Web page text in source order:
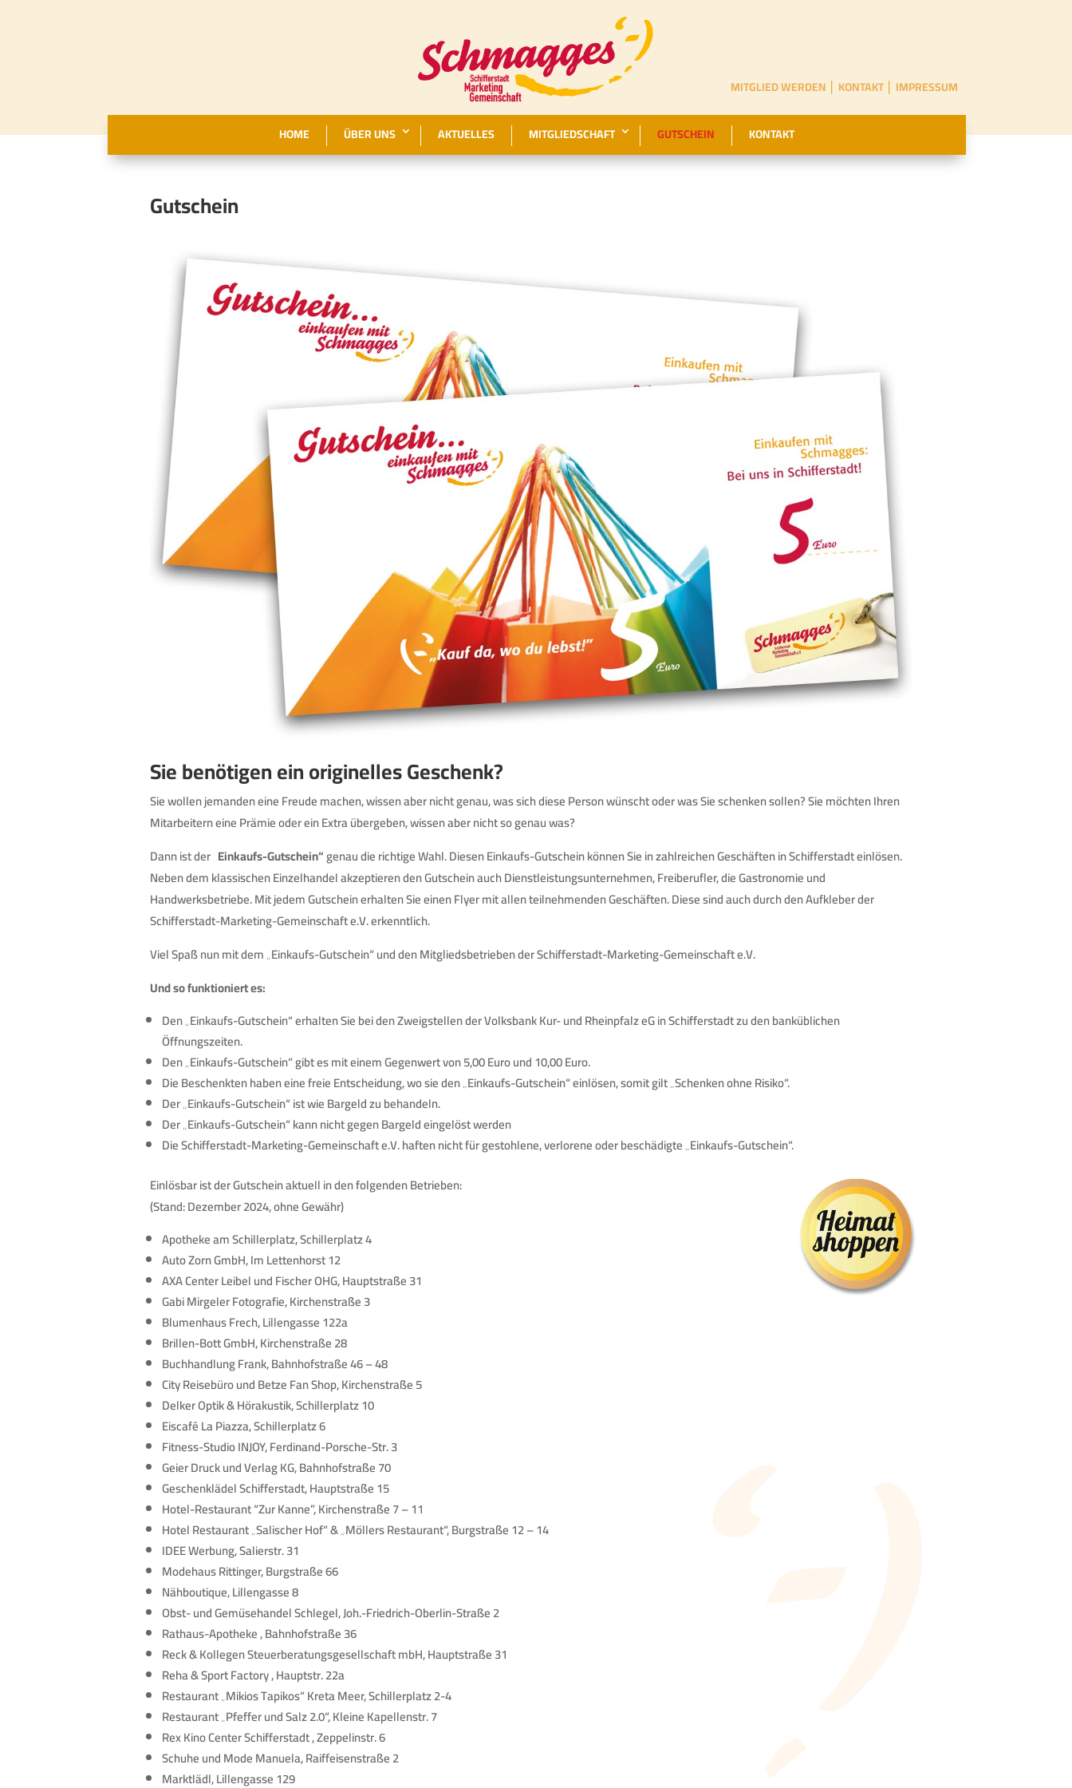
MITGLIED WERDEN │ KONTAKT │ IMPRESSUM
HOME ÜBER UNS AKTUELLES MITGLIEDSCHAFT GUTSCHEIN KONTAKT
Gutschein
Sie benötigen ein originelles Geschenk?
Sie wollen jemanden eine Freude machen, wissen aber nicht genau, was sich diese Person wünscht oder was Sie schenken sollen? Sie möchten Ihren
Mitarbeitern eine Prämie oder ein Extra übergeben, wissen aber nicht so genau was?
Dann ist der„Einkaufs-Gutschein“genau die richtige Wahl. Diesen Einkaufs-Gutschein können Sie in zahlreichen Geschäften in Schifferstadt einlösen.
Neben dem klassischen Einzelhandel akzeptieren den Gutschein auch Dienstleistungsunternehmen, Freiberufler, die Gastronomie und
Handwerksbetriebe. Mit jedem Gutschein erhalten Sie einen Flyer mit allen teilnehmenden Geschäften. Diese sind auch durch den Aufkleber der
Schifferstadt-Marketing-Gemeinschaft e.V. erkenntlich.
Viel Spaß nun mit dem „Einkaufs-Gutschein“ und den Mitgliedsbetrieben der Schifferstadt-Marketing-Gemeinschaft e.V.
Und so funktioniert es:
Den „Einkaufs-Gutschein“ erhalten Sie bei den Zweigstellen der Volksbank Kur- und Rheinpfalz eG in Schifferstadt zu den banküblichen
Öffnungszeiten.
Den „Einkaufs-Gutschein“ gibt es mit einem Gegenwert von 5,00 Euro und 10,00 Euro.
Die Beschenkten haben eine freie Entscheidung, wo sie den „Einkaufs-Gutschein“ einlösen, somit gilt „Schenken ohne Risiko“.
Der „Einkaufs-Gutschein“ ist wie Bargeld zu behandeln.
Der „Einkaufs-Gutschein“ kann nicht gegen Bargeld eingelöst werden
Die Schifferstadt-Marketing-Gemeinschaft e.V. haften nicht für gestohlene, verlorene oder beschädigte „Einkaufs-Gutschein“.
Einlösbar ist der Gutschein aktuell in den folgenden Betrieben:
(Stand: Dezember 2024, ohne Gewähr)
Apotheke am Schillerplatz, Schillerplatz 4
Auto Zorn GmbH, Im Lettenhorst 12
AXA Center Leibel und Fischer OHG, Hauptstraße 31
Gabi Mirgeler Fotografie, Kirchenstraße 3
Blumenhaus Frech, Lillengasse 122a
Brillen-Bott GmbH, Kirchenstraße 28
Buchhandlung Frank, Bahnhofstraße 46 – 48
City Reisebüro und Betze Fan Shop, Kirchenstraße 5
Delker Optik & Hörakustik, Schillerplatz 10
Eiscafé La Piazza, Schillerplatz 6
Fitness-Studio INJOY, Ferdinand-Porsche-Str. 3
Geier Druck und Verlag KG, Bahnhofstraße 70
Geschenklädel Schifferstadt, Hauptstraße 15
Hotel-Restaurant “Zur Kanne”, Kirchenstraße 7 – 11
Hotel Restaurant „Salischer Hof“ & „Möllers Restaurant“, Burgstraße 12 – 14
IDEE Werbung, Salierstr. 31
Modehaus Rittinger, Burgstraße 66
Nähboutique, Lillengasse 8
Obst- und Gemüsehandel Schlegel, Joh.-Friedrich-Oberlin-Straße 2
Rathaus-Apotheke , Bahnhofstraße 36
Reck & Kollegen Steuerberatungsgesellschaft mbH, Hauptstraße 31
Reha & Sport Factory , Hauptstr. 22a
Restaurant „Mikios Tapikos“ Kreta Meer, Schillerplatz 2-4
Restaurant „Pfeffer und Salz 2.0“, Kleine Kapellenstr. 7
Rex Kino Center Schifferstadt , Zeppelinstr. 6
Schuhe und Mode Manuela, Raiffeisenstraße 2
Marktlädl, Lillengasse 129